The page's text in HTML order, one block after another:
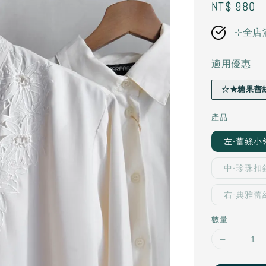
Regular
price
NT$ 980
⊹全店
適用優惠
☆★糖果蕾
產品
左-蕾絲小
中-珍珠扣
右-典雅蕾
數量